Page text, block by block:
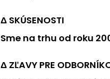
Δ SKÚSENOSTI
Sme na trhu od roku
Δ ZĽAVY PRE